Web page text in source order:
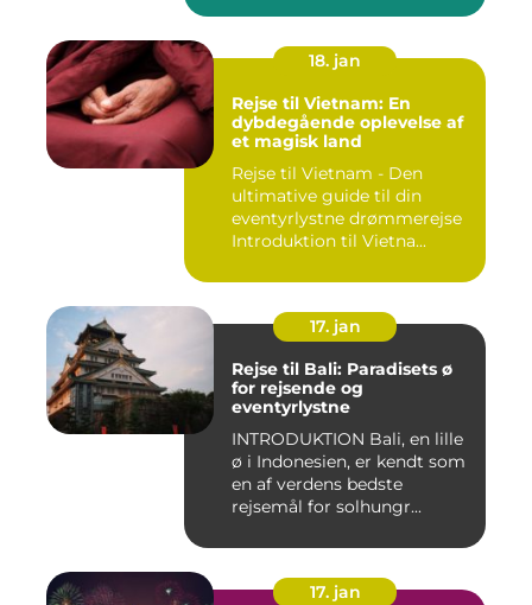
18. jan
Rejse til Vietnam: En
dybdegående oplevelse af
et magisk land
Rejse til Vietnam - Den
ultimative guide til din
eventyrlystne drømmerejse
Introduktion til Vietna...
17. jan
Rejse til Bali: Paradisets ø
for rejsende og
eventyrlystne
INTRODUKTION Bali, en lille
ø i Indonesien, er kendt som
en af verdens bedste
rejsemål for solhungr...
17. jan